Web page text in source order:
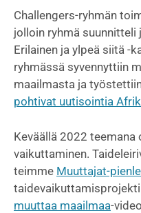
Challengers-ryhmän
jolloin ryhmä suunnitteli
Erilainen ja ylpeä siitä -
ryhmässä syvennyttiin
maailmasta ja
pohtivat uutisointia
Keväällä 2022
vaikuttaminen.
teimme Muuttajat-
muuttaa maailmaa-